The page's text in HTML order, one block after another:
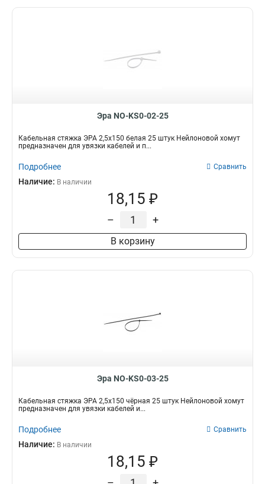
Эра NO-KS0-02-25
Кабельная стяжка ЭРА 2,5х150 белая 25 штук Нейлоновой хомут
предназначен для увязки кабелей и п...
Подробнее Сравнить
Наличие: В наличии
18,15 ₽
– +
В корзину
Эра NO-KS0-03-25
Кабельная стяжка ЭРА 2,5х150 чёрная 25 штук Нейлоновой хомут
предназначен для увязки кабелей и...
Подробнее Сравнить
Наличие: В наличии
18,15 ₽